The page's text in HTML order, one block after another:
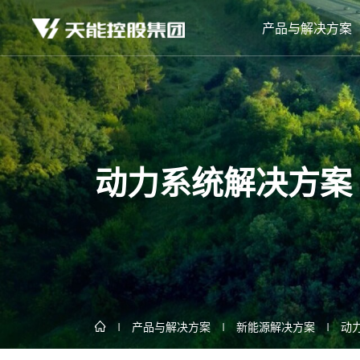
产品与解决方案
动力系统解决方案
产品与解决方案 新能源解决方案 动